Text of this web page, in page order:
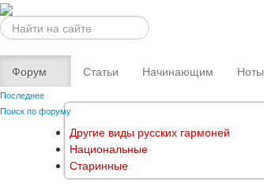
Искать...
Форум
Последнее
Поиск по форуму
Статьи Начинающим Ноты
Другие виды русских гармоней
Национальные
Старинные